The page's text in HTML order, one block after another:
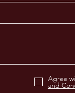
Agree
and